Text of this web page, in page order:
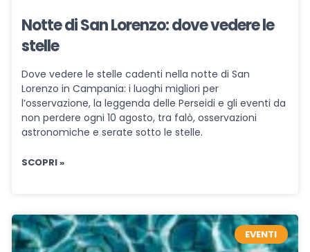
Notte di San Lorenzo: dove vedere le
stelle
Dove vedere le stelle cadenti nella notte di San
Lorenzo in Campania: i luoghi migliori per
l’osservazione, la leggenda delle Perseidi e gli eventi da
non perdere ogni 10 agosto, tra falò, osservazioni
astronomiche e serate sotto le stelle.
SCOPRI »
EVENTI